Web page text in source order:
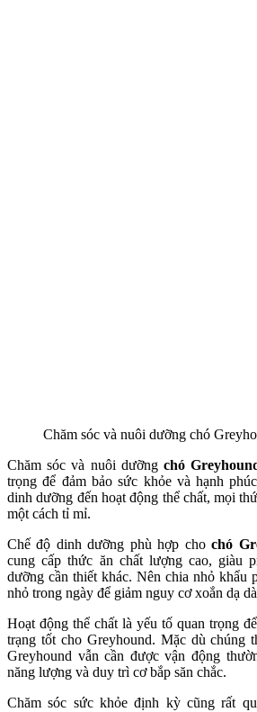
Chăm sóc và nuôi dưỡng chó
Chăm sóc và nuôi dưỡng chó
trọng để đảm bảo sức khỏe và hạnh
dinh dưỡng đến hoạt động thể chất, mọi
một cách tỉ mỉ.
Chế độ dinh dưỡng phù hợp chochó
cung cấp thức ăn chất lượng cao, giàu
dưỡng cần thiết khác. Nên chia nhỏ khẩu
nhỏ trong ngày để giảm nguy cơ xoắn dạ
Hoạt động thể chất là yếu tố quan trọng
trạng tốt cho Greyhound. Mặc dù chúng
Greyhound vẫn cần được vận động
năng lượng và duy trì cơ bắp săn chắc.
Chăm sóc sức khỏe định kỳ cũng rất